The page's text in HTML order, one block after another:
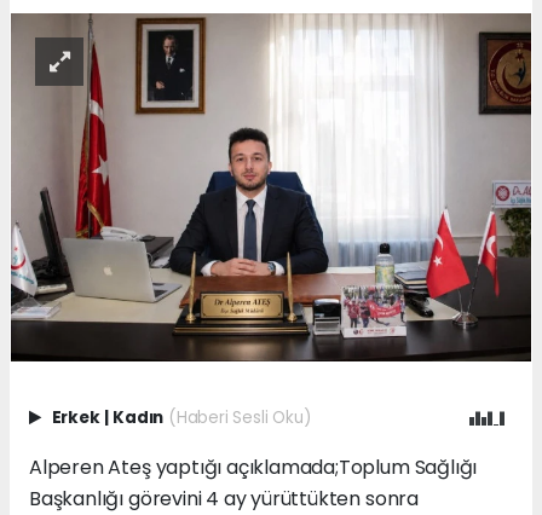
Erkek Kadın (Haberi Sesli Oku)
Alperen Ateş yaptığı açıklamada;Toplum Sağlığı
Başkanlığı görevini 4 ay yürüttükten sonra